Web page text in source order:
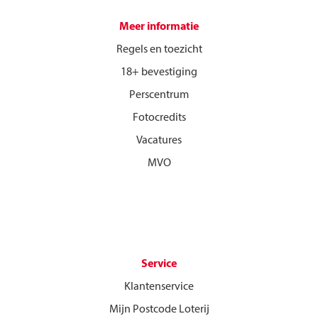
Meer informatie
Regels en toezicht
18+ bevestiging
Perscentrum
Fotocredits
Vacatures
MVO
Service
Klantenservice
Mijn Postcode Loterij